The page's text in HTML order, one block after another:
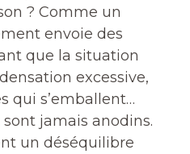
? Comme un
envoie des
que la situation
excessive,
qui s’emballent…
jamais anodins.
un déséquilibre